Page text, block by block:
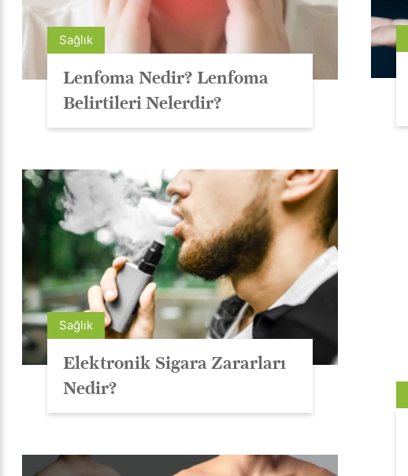
Sağlık
Lenfoma Nedir? Lenfoma
Belirtileri Nelerdir?
Sağlık
Elektronik Sigara Zararları
Nedir?